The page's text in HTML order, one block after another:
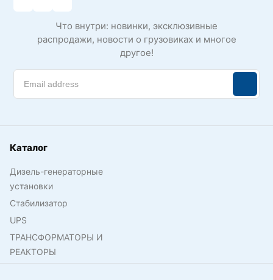
Что внутри: новинки, эксклюзивные
распродажи, новости о грузовиках и многое
другое!
Каталог
Дизель-генераторные
установки
Стабилизатор
UPS
ТРАНСФОРМАТОРЫ И
РЕАКТОРЫ